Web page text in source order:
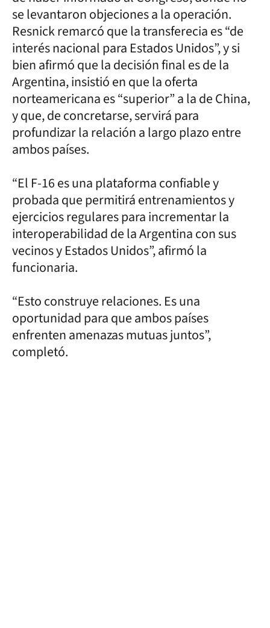
se levantaron objeciones a la operación.
Resnick remarcó que la transferecia es “de
interés nacional para Estados Unidos”, y si
bien afirmó que la decisión final es de la
Argentina, insistió en que la oferta
norteamericana es “superior” a la de China,
y que, de concretarse, servirá para
profundizar la relación a largo plazo entre
ambos países.
“El F-16 es una plataforma confiable y
probada que permitirá entrenamientos y
ejercicios regulares para incrementar la
interoperabilidad de la Argentina con sus
vecinos y Estados Unidos”, afirmó la
funcionaria.
“Esto construye relaciones. Es una
oportunidad para que ambos países
enfrenten amenazas mutuas juntos”,
completó.